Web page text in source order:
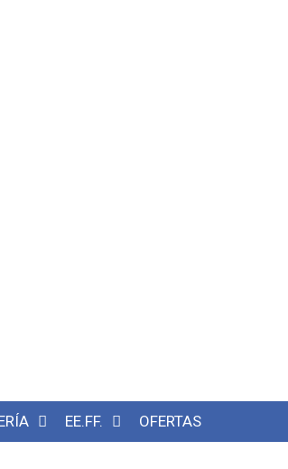
EE.FF. OFERTAS